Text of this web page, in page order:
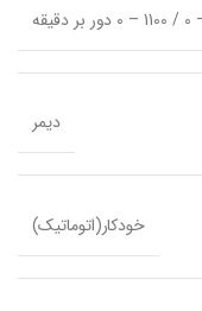
دیمر
خودکار(اتوماتیک)